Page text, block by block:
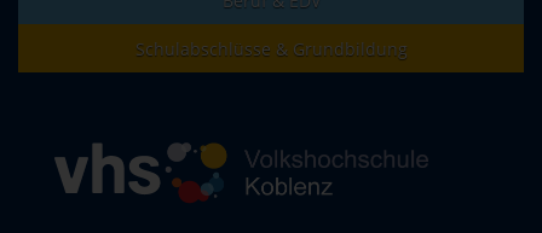
Schulabschlüsse & Grundbildung